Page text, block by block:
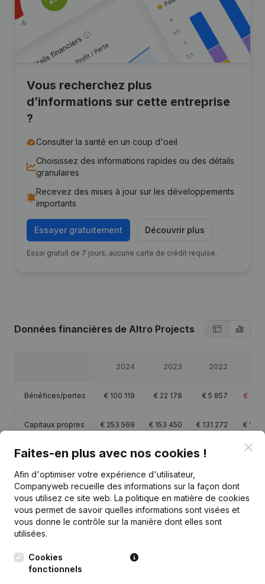
Vous recherchez plus
d’informations sur cette entreprise
?
Consulter la santé en un coup d'oeil
Choisissez des informations rapides ou des détails
granulaires
Recevez des mises à jour sur les développements
importants
Essayer gratuitement Découvrir plus
Essai gratuit de 7 jours, aucune carte de crédit requise.
Données financières de Altro Projects
2024 2023 2022
Bénéfices/pertes € 100 119 € 22 178 € 5 857 € -16
Capitaux propres € 253 569 € 153 450 € 131 272 € 127
Marge brute €110 654 €12 204 €10 536 € -28
Publicationsde Altro Projects
Date Publication
Faites-en plus avec nos cookies !
Afin d'optimiser votre expérience d'utilisateur,
Companyweb recueille des informations sur la façon dont
vous utilisez ce site web. La politique en matière de cookies
vous permet de savoir quelles informations sont visées et
vous donne le contrôle sur la manière dont elles sont
utilisées.
Cookies
fonctionnels